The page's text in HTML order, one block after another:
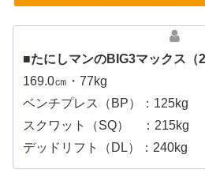
■たにしマンのBIG3マックス（
169.0㎝・77kg
ベンチプレス（BP）：125kg
スクワット（SQ） ：215kg
デッドリフト（DL）：240kg